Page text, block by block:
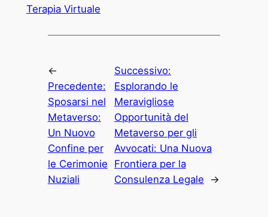
Terapia Virtuale
←
Precedente:
Sposarsi nel
Metaverso:
Un Nuovo
Confine per
le Cerimonie
Nuziali
Successivo:
Esplorando le
Meravigliose
Opportunità del
Metaverso per gli
Avvocati: Una Nuova
Frontiera per la
Consulenza Legale
→